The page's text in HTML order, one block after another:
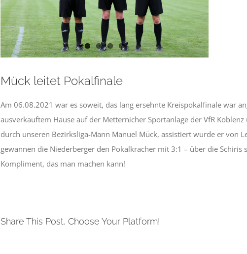
Mück leitet Pokalfinale
Am 06.08.2021 war es soweit, das lang ersehnte Kreispokalfinale war
ausverkauftem Hause auf der Metternicher Sportanlage der VfR
durch unseren Bezirksliga-Mann Manuel Mück, assistiert wurde er von
gewannen die Niederberger den Pokalkracher mit 3:1 – über die
Kompliment, das man machen kann!
Share This Post, Choose Your Platform!